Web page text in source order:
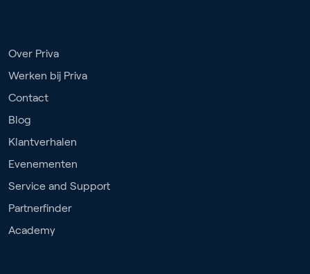
Over Priva
Werken bij Priva
Contact
Blog
Klantverhalen
Evenementen
Service and Support
Partnerfinder
Academy